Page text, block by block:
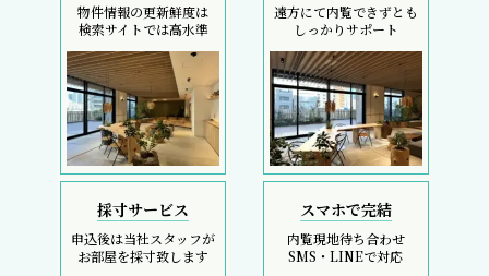
物件情報の更新鮮度は
検索サイトでは高水準
遠方にて内覧できずとも
しっかりサポート
採寸サービス
申込後は当社スタッフが
お部屋を採寸致します
スマホで完結
内覧現地待ち合わせ
SMS・LINEで対応